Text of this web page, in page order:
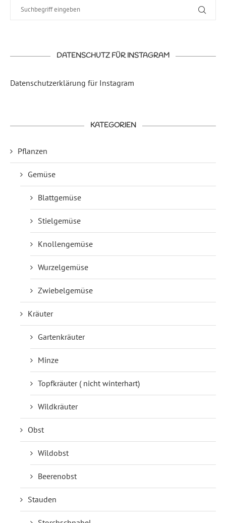
DATENSCHUTZ FÜR INSTAGRAM
Datenschutzerklärung für Instagram
KATEGORIEN
Pflanzen
Gemüse
Blattgemüse
Stielgemüse
Knollengemüse
Wurzelgemüse
Zwiebelgemüse
Kräuter
Gartenkräuter
Minze
Topfkräuter ( nicht winterhart)
Wildkräuter
Obst
Wildobst
Beerenobst
Stauden